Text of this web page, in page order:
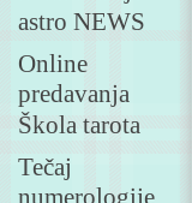
astro NEWS
Online
predavanja
Škola tarota
Tečaj
numerologije